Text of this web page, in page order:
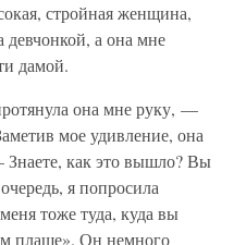
стройная женщина,
девчонкой, а она мне
дамой.
она мне руку, —
мое удивление, она
как это вышло? Вы
я попросила
тоже туда, куда вы
плаще». Он немного